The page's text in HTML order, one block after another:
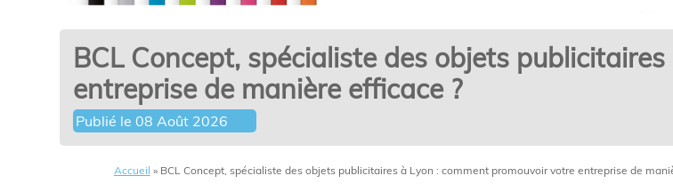
BCL Concept, spécialiste des objets
entreprise de manière efficace ?
Publié le08 Août 2026
Accueil » BCL Concept, spécialiste des objets publicitaires à Lyon : comment promouvoir votre entreprise de